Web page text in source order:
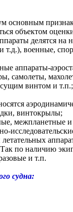
основным
объектом
делятся на
т.д.), военные,
аппараты-
самолеты,
винтом и т.п.;
винтокрылы;
межпланетные и
по наличию
и т.п.
судна: